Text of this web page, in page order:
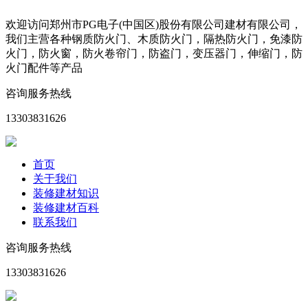
欢迎访问郑州市PG电子(中国区)股份有限公司建材有限公司，
我们主营各种钢质防火门、木质防火门，隔热防火门，免漆防
火门，防火窗，防火卷帘门，防盗门，变压器门，伸缩门，防
火门配件等产品
咨询服务热线
13303831626
首页
关于我们
装修建材知识
装修建材百科
联系我们
咨询服务热线
13303831626